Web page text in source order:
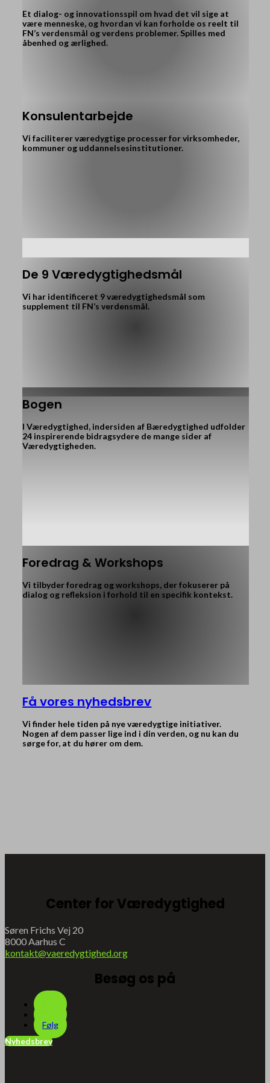
Et dialog- og innovationsspil om hvad det vil sige at
være menneske, og hvordan vi kan forholde os reelt til
FN’s verdensmål og verdens problemer. Spilles med
åbenhed og ærlighed.
Konsulentarbejde
Vi faciliterer væredygtige processer for virksomheder,
kommuner og uddannelsesinstitutioner.
De 9 Væredygtighedsmål
Vi har identificeret 9 væredygtighedsmål som
supplement til FN’s verdensmål.
Bogen
I Væredygtighed, indersiden af Bæredygtighed udfolder
24 inspirerende bidragsydere de mange sider af
Væredygtigheden.
Foredrag & Workshops
Vi tilbyder foredrag og workshops, der fokuserer på
dialog og refleksion i forhold til en specifik kontekst.
Få vores nyhedsbrev
Vi finder hele tiden på nye væredygtige initiativer.
Nogen af dem passer lige ind i din verden, og nu kan du
sørge for, at du hører om dem.
Center for Væredygtighed
Søren Frichs Vej 20
8000 Aarhus C
kontakt@vaeredygtighed.org
Besøg os på
Følg
Følg
Følg
Nyhedsbrev